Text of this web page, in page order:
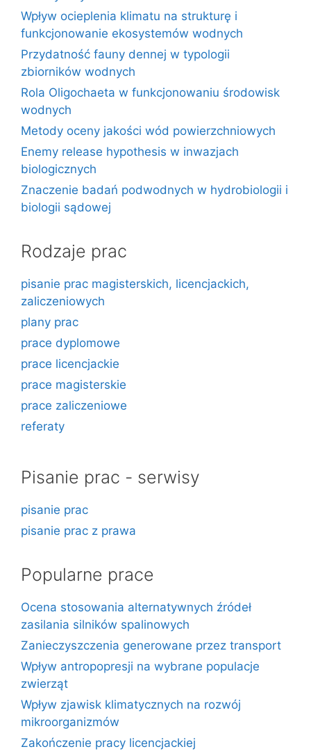
Wpływ ocieplenia klimatu na strukturę i
funkcjonowanie ekosystemów wodnych
Przydatność fauny dennej w typologii
zbiorników wodnych
Rola Oligochaeta w funkcjonowaniu środowisk
wodnych
Metody oceny jakości wód powierzchniowych
Enemy release hypothesis w inwazjach
biologicznych
Znaczenie badań podwodnych w hydrobiologii i
biologii sądowej
Rodzaje prac
pisanie prac magisterskich, licencjackich,
zaliczeniowych
plany prac
prace dyplomowe
prace licencjackie
prace magisterskie
prace zaliczeniowe
referaty
Pisanie prac - serwisy
pisanie prac
pisanie prac z prawa
Popularne prace
Ocena stosowania alternatywnych źródeł
zasilania silników spalinowych
Zanieczyszczenia generowane przez transport
Wpływ antropopresji na wybrane populacje
zwierząt
Wpływ zjawisk klimatycznych na rozwój
mikroorganizmów
Zakończenie pracy licencjackiej